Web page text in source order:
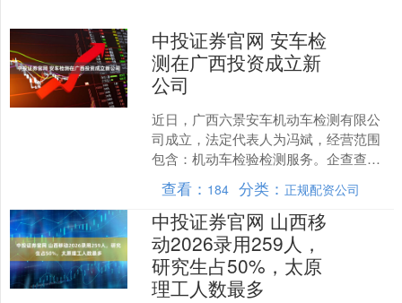
中投证券官网 安车检
测在广西投资成立新
公司
近日，广西六景安车机动车检测有限公
司成立，法定代表人为冯斌，经营范围
包含：机动车检验检测服务。企查查股
权穿透显示，该公司由安车检测旗下广
西车猫汽车科技有限公司全....
查看： 184 分类： 正规配资公司
中投证券官网 山西移
动2026录用259人，
研究生占50%，太原
理工人数最多